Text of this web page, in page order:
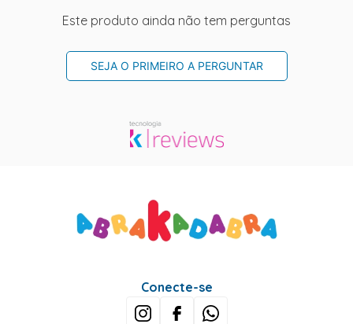
Este produto ainda não tem perguntas
SEJA O PRIMEIRO A PERGUNTAR
Conecte-se